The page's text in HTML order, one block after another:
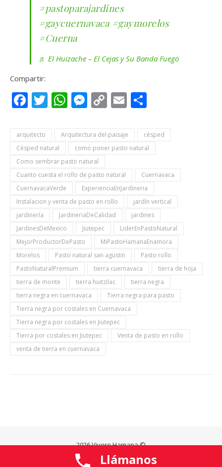
#pastoparajardines
#gaycuernavaca #gaymorelos
#Cuerna
♬ El Huizache – El Cejas y Su Banda Fuego
Compartir:
Facebook
Twitter
WhatsApp
Messenger
CopyEmail
arquitecto Arquitectura del paisaje
césped
Césped natural
como poner pasto natural
Como sembrar pasto natural
Cuanto cuesta el rollo de pasto natural
Cuernavaca
CuernavacaVerde
ExperienciaEnJardineria
Instalacion y venta de pasto en rollo
jardín vertical
jardinería
JardineriaDeCalidad
jardines
JardinesDeMexico
Jiutepec
LiderEnPastoNatural
MejorProductorDePasto
MiPastoHamanaEnamora
Morelos
Pasto natural san agustin
Pasto rollo
PastoNaturalPremium
tierra cuernavaca
tierra de hoja
tierra de monte
tierra huitzilac
tierra negra
tierra negra en cuernavaca
Tierra negra para pasto
Tierra negra por costales en Cuernavaca
Tierra negra por costales en Jiutepec
Tierra por costales en Jiutepec
Venta de pasto en rollo
venta de tierra en cuernavaca
2026 Vivero Hamana ©
Ashe Tema deWP Royal.
Llámanos